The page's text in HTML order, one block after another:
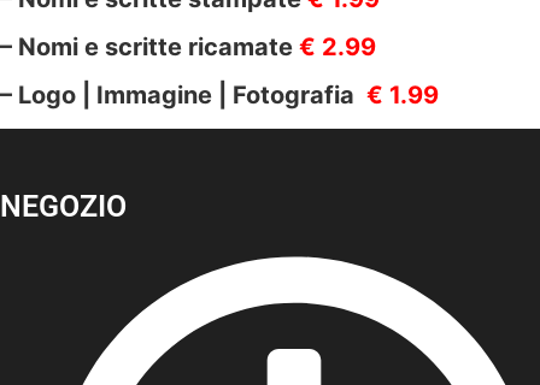
– Nomi e scritte ricamate € 2.99
– Logo | Immagine | Fotografia € 1.99
NEGOZIO